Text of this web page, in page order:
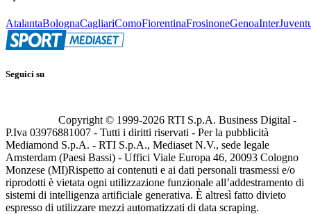
AtalantaBolognaCagliariComoFiorentinaFrosinoneGenoaInter
Seguici su
Copyright © 1999-2026 RTI S.p.A. Business Digital -
P.Iva 03976881007 - Tutti i diritti riservati - Per la pubblicità
Mediamond S.p.A. - RTI S.p.A., Mediaset N.V., sede legale
Amsterdam (Paesi Bassi) - Uffici Viale Europa 46, 20093 Cologno
Monzese (MI)Rispetto ai contenuti e ai dati personali trasmessi e/o
riprodotti è vietata ogni utilizzazione funzionale all’addestramento di
sistemi di intelligenza artificiale generativa. È altresì fatto divieto
espresso di utilizzare mezzi automatizzati di data scraping.